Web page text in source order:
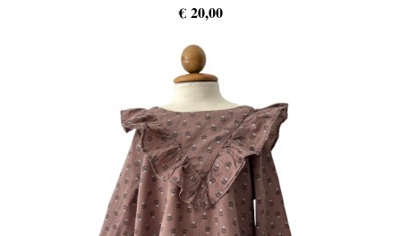
€ 20,00